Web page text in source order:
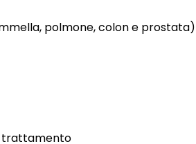
polmone, colon e
trattamento